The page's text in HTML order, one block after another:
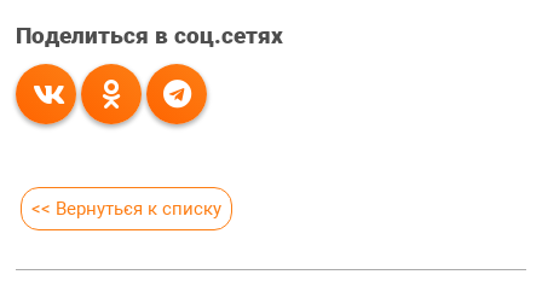
Поделиться в соц.сетях
<< Вернуться к списку